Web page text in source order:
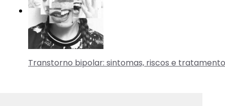
Transtorno bipolar: sintomas, riscos e